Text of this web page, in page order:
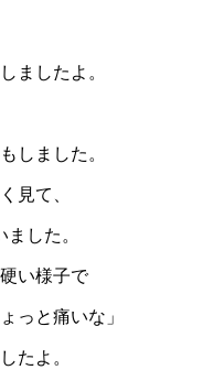
ましたよ。
しました。
見て、
した。
い様子で
っと痛いな」
たよ。